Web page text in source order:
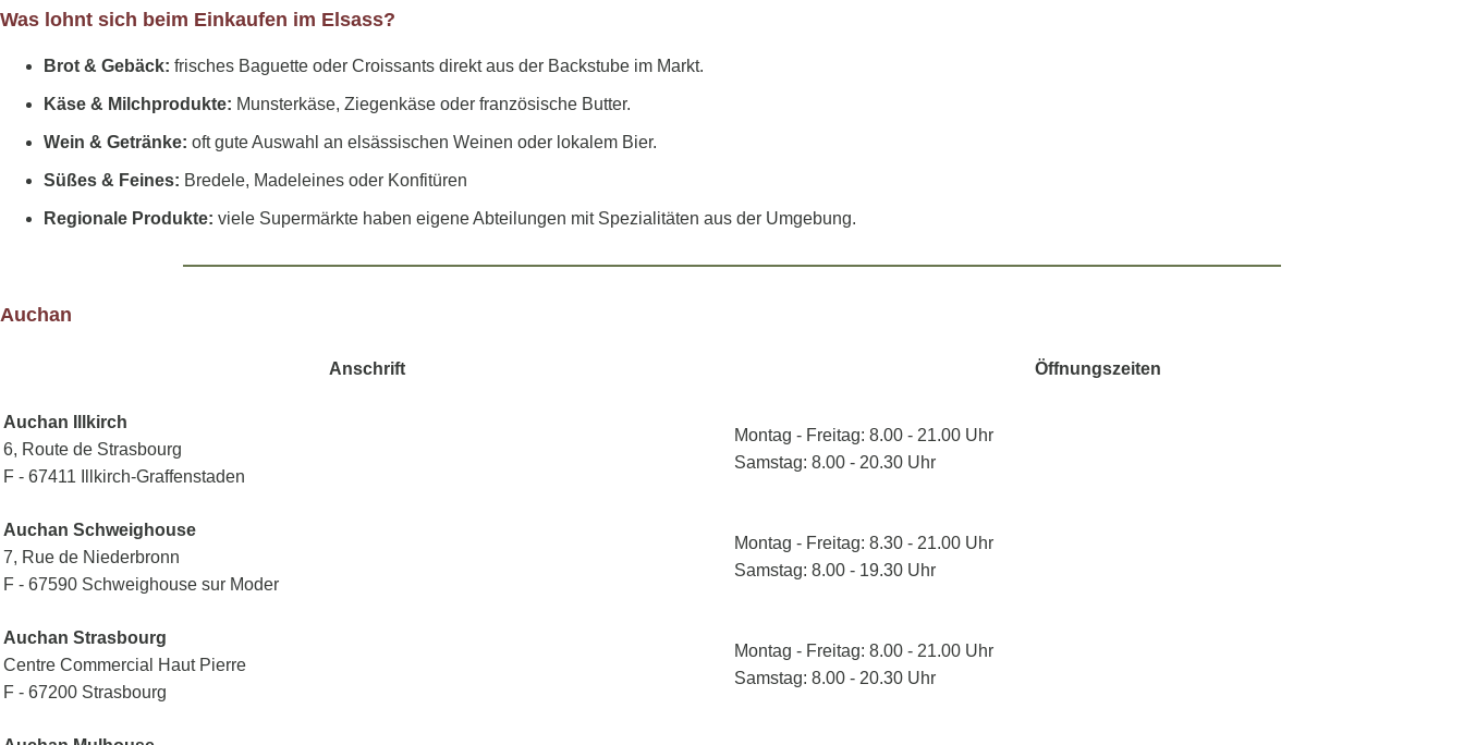
Was lohnt sich beim Einkaufen im Elsass?
Brot & Gebäck: frisches Baguette oder Croissants direkt aus der Backstube im Markt.
Käse & Milchprodukte: Munsterkäse, Ziegenkäse oder französische Butter.
Wein & Getränke: oft gute Auswahl an elsässischen Weinen oder lokalem Bier.
Süßes & Feines: Bredele, Madeleines oder Konfitüren
Regionale Produkte: viele Supermärkte haben eigene Abteilungen mit Spezialitäten aus der Umgebung.
Auchan
Anschrift Öffnungszeiten
Auchan Illkirch
6, Route de Strasbourg
F - 67411 Illkirch-Graffenstaden
Montag - Freitag: 8.00 - 21.00 Uhr
Samstag: 8.00 - 20.30 Uhr
Auchan Schweighouse
7, Rue de Niederbronn
F - 67590 Schweighouse sur Moder
Montag - Freitag: 8.30 - 21.00 Uhr
Samstag: 8.00 - 19.30 Uhr
Auchan Strasbourg
Centre Commercial Haut Pierre
F - 67200 Strasbourg
Montag - Freitag: 8.00 - 21.00 Uhr
Samstag: 8.00 - 20.30 Uhr